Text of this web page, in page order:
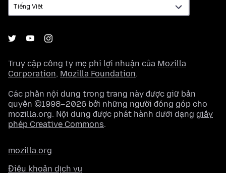
Truy cập công ty mẹ phi lợi nhuận của Mozilla
Corporation, Mozilla Foundation.
Các phần nội dung trong trang này được giữ bản
quyền ©1998–2026 bởi những người đóng góp cho
mozilla.org. Nội dung được phát hành dưới dạng giấy
phép Creative Commons.
mozilla.org
Điều khoản dịch vụ